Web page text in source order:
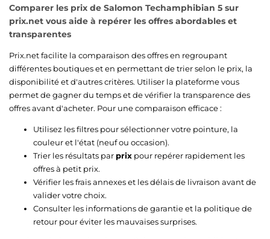
Comparer les prix de Salomon Techamphibian 5 sur
prix.net vous aide à repérer les offres abordables et
transparentes
Prix.net facilite la comparaison des offres en regroupant
différentes boutiques et en permettant de trier selon le prix, la
disponibilité et d'autres critères. Utiliser la plateforme vous
permet de gagner du temps et de vérifier la transparence des
offres avant d'acheter. Pour une comparaison efficace :
Utilisez les filtres pour sélectionner votre pointure, la
couleur et l'état (neuf ou occasion).
Trier les résultats par prix pour repérer rapidement les
offres à petit prix.
Vérifier les frais annexes et les délais de livraison avant de
valider votre choix.
Consulter les informations de garantie et la politique de
retour pour éviter les mauvaises surprises.